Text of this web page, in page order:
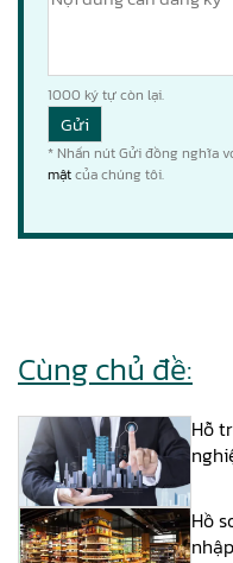
1000 ký tự còn lại.
* Nhấn nút Gửi đồng nghĩa
mậtcủa chúng tôi.
Cùng chủ đề:
Hỗ
Hồ